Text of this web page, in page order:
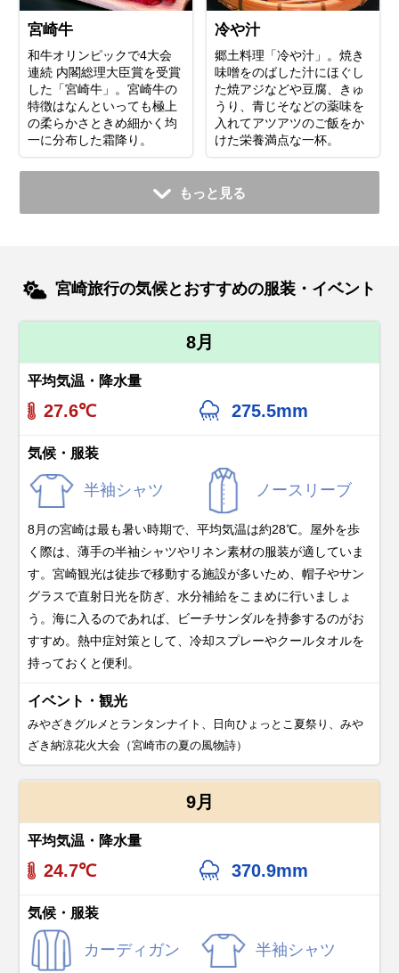
宮崎牛
和牛オリンピックで4大会
連続 内閣総理大臣賞を受賞
した「宮崎牛」。宮崎牛の
特徴はなんといっても極上
の柔らかさときめ細かく均
一に分布した霜降り。
冷や汁
郷土料理「冷や汁」。焼き
味噌をのばした汁にほぐし
た焼アジなどや豆腐、きゅ
うり、青じそなどの薬味を
入れてアツアツのご飯をか
けた栄養満点な一杯。
もっと見る
宮崎旅行の気候とおすすめの服装・イベント
8月
平均気温・降水量
27.6℃ 275.5mm
気候・服装
半袖シャツ ノースリーブ
8月の宮崎は最も暑い時期で、平均気温は約28℃。屋外を歩
く際は、薄手の半袖シャツやリネン素材の服装が適していま
す。宮崎観光は徒歩で移動する施設が多いため、帽子やサン
グラスで直射日光を防ぎ、水分補給をこまめに行いましょ
う。海に入るのであれば、ビーチサンダルを持参するのがお
すすめ。熱中症対策として、冷却スプレーやクールタオルを
持っておくと便利。
イベント・観光
みやざきグルメとランタンナイト、日向ひょっとこ夏祭り、みや
ざき納涼花火大会（宮崎市の夏の風物詩）
9月
平均気温・降水量
24.7℃ 370.9mm
気候・服装
カーディガン 半袖シャツ